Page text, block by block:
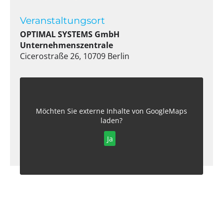
Veranstaltungsort
OPTIMAL SYSTEMS GmbH
Unternehmenszentrale
Cicerostraße 26, 10709 Berlin
Möchten Sie externe Inhalte von GoogleMaps
laden?
Ja